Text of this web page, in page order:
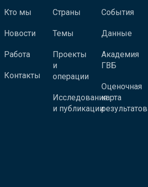
Кто мы
Новости
Работа
Контакты
Страны
Темы
Проекты
и
операции
Исследования
и публикации
События
Данные
Академия
ГВБ
Оценочная
карта
результатов